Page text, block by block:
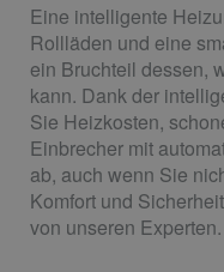
Eine intelligente
Rollläden und eine
ein Bruchteil dessen,
kann. Dank der
Sie Heizkosten,
Einbrecher mit
ab, auch wenn Sie
Komfort und
von unseren Experten.